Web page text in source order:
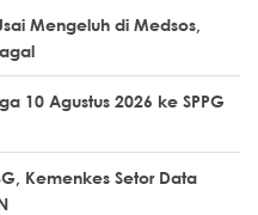
Mengeluh di Medsos,
10 Agustus 2026 ke SPPG
Kemenkes Setor Data